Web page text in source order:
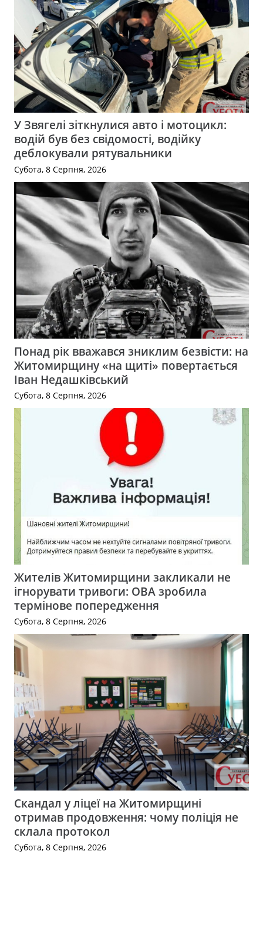
У Звягелі зіткнулися авто і мотоцикл:
водій був без свідомості, водійку
деблокували рятувальники
Субота, 8 Серпня, 2026
Понад рік вважався зниклим безвісти: на
Житомирщину «на щиті» повертається
Іван Недашківський
Субота, 8 Серпня, 2026
Жителів Житомирщини закликали не
ігнорувати тривоги: ОВА зробила
термінове попередження
Субота, 8 Серпня, 2026
Скандал у ліцеї на Житомирщині
отримав продовження: чому поліція не
склала протокол
Субота, 8 Серпня, 2026